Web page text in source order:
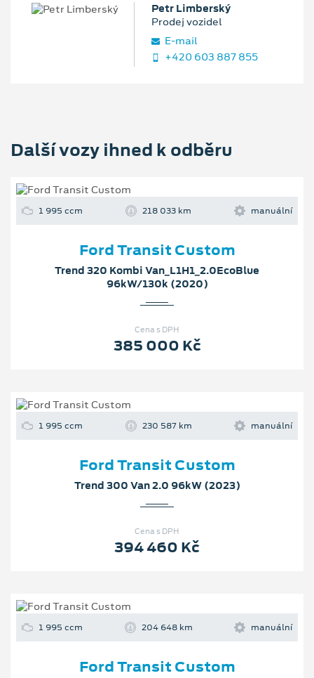
Petr Limberský
Prodej vozidel
E‑mail
+420 603 887 855
Další vozy ihned k odběru
1 995 ccm 218 033 km manuální
Ford Transit Custom
Trend 320 Kombi Van_L1H1_2.0EcoBlue
96kW/130k (2020)
Cena s DPH
385 000 Kč
1 995 ccm 230 587 km manuální
Ford Transit Custom
Trend 300 Van 2.0 96kW (2023)
Cena s DPH
394 460 Kč
1 995 ccm 204 648 km manuální
Ford Transit Custom